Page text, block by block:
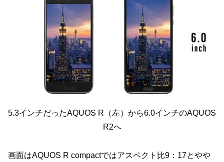
5.3インチだったAQUOS R（左）から6.0インチのAQUOS
R2へ
画面はAQUOS R compactではアスペクト比9：17とやや